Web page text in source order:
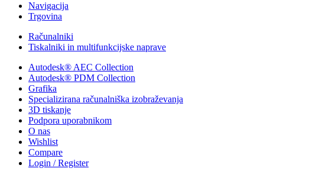
Navigacija
Trgovina
Računalniki
Tiskalniki in multifunkcijske naprave
Autodesk® AEC Collection
Autodesk® PDM Collection
Grafika
Specializirana računalniška izobraževanja
3D tiskanje
Podpora uporabnikom
O nas
Wishlist
Compare
Login / Register